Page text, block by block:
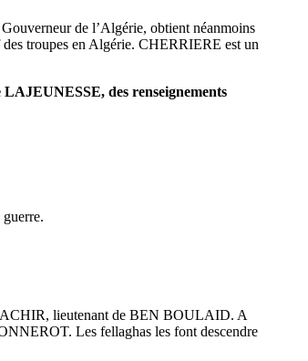
de l’Algérie, obtient néanmoins
troupes en Algérie. CHERRIERE est un
des renseignements
lieutenant de BEN BOULAID. A
Les fellaghas les font descendre